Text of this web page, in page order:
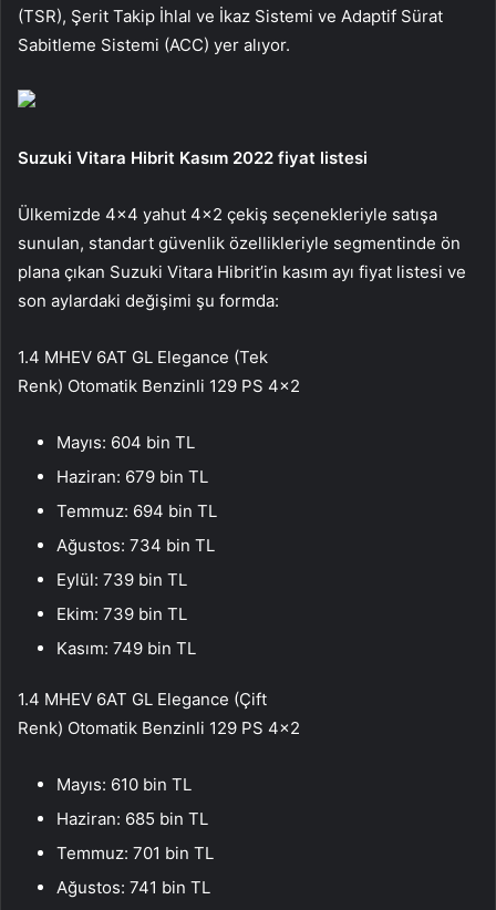
(TSR), Şerit Takip İhlal ve İkaz Sistemi ve Adaptif Sürat
Sabitleme Sistemi (ACC) yer alıyor.
Suzuki Vitara Hibrit Kasım 2022 fiyat listesi
Ülkemizde 4×4 yahut 4×2 çekiş seçenekleriyle satışa
sunulan, standart güvenlik özellikleriyle segmentinde ön
plana çıkan Suzuki Vitara Hibrit’in kasım ayı fiyat listesi ve
son aylardaki değişimi şu formda:
1.4 MHEV 6AT GL Elegance (Tek
Renk) Otomatik Benzinli 129 PS 4×2
Mayıs: 604 bin TL
Haziran: 679 bin TL
Temmuz: 694 bin TL
Ağustos: 734 bin TL
Eylül: 739 bin TL
Ekim: 739 bin TL
Kasım: 749 bin TL
1.4 MHEV 6AT GL Elegance (Çift
Renk) Otomatik Benzinli 129 PS 4×2
Mayıs: 610 bin TL
Haziran: 685 bin TL
Temmuz: 701 bin TL
Ağustos: 741 bin TL